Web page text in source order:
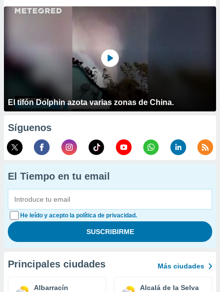
El tifón Dolphin azota varias zonas de China.
Síguenos
El Tiempo en tu email
He leído y acepto la política de privacidad.
Principales ciudades Más ciudades
Albarracín Alcalá de la Selva